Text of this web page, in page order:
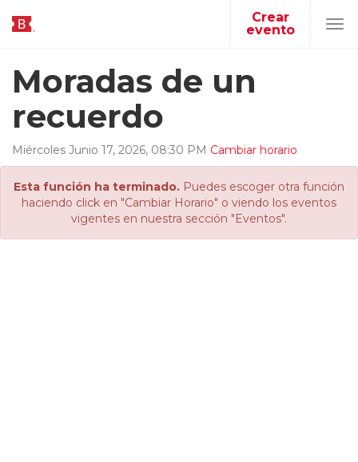
Crear
evento
Moradas de un
recuerdo
Miércoles Junio 17, 2026, 08:30 PM Cambiar horario
Esta función ha terminado. Puedes escoger otra función
haciendo click en "Cambiar Horario" o viendo los eventos
vigentes en nuestra sección "Eventos".